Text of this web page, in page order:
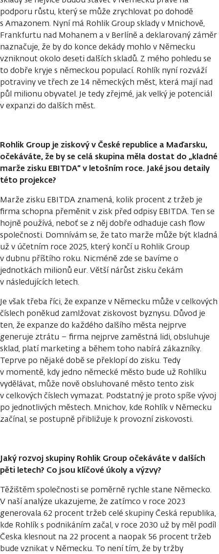
podporu růstu, který se může zrychlovat po dohodě
s Amazonem. Nyní má Rohlik Group sklady v Mnichově,
Frankfurtu nad Mohanem a v Berlíně a deklarovaný záměr
naznačuje, že by do konce dekády mohlo v Německu
vzniknout okolo deseti dalších skladů. Z mého pohledu se
to dobře kryje s německou populací. Rohlík nyní rozváží
potraviny ve třech ze 14 německých měst, která mají nad
půl milionu obyvatel. Je tedy zřejmé, jak velký je potenciál
v expanzi do dalších měst.
Rohlik Group je ziskový v České republice a Maďarsku,
očekáváte, že by se celá skupina měla dostat do „kladné
marže zisku EBITDA“ v letošním roce. Jaké jsou detaily
této projekce?
Marže zisku EBITDA znamená, kolik procent z tržeb je
firma schopna přeměnit v zisk před odpisy EBITDA. Ten se
hojně používá, neboť se z něj dobře odhaduje cash flow
společnosti. Domnívám se, že tato marže může být kladná
už v účetním roce 2025, který končí u Rohlik Group
v dubnu příštího roku. Nicméně zde se bavíme o
jednotkách milionů eur. Větší nárůst zisku čekám
v následujících letech.
Je však třeba říci, že expanze v Německu může v celkových
číslech poněkud zamlžovat ziskovost byznysu. Důvod je
ten, že expanze do každého dalšího města nejprve
generuje ztrátu – firma nejprve zaměstná lidi, obsluhuje
sklad, platí marketing a během toho nabírá zákazníky.
Teprve po nějaké době se překlopí do zisku. Tedy
v momentě, kdy jedno německé město bude už Rohlíku
vydělávat, může nově obsluhované město tento zisk
v celkových číslech vymazat. Podstatný je proto spíše vývoj
po jednotlivých městech. Mnichov, kde Rohlík v Německu
začínal, se postupně přibližuje k provozní ziskovosti.
Jaký rozvoj skupiny Rohlik Group očekáváte v dalších
pěti letech? Co jsou klíčové úkoly a výzvy?
Těžištěm společnosti se poměrně rychle stane Německo.
V naší analýze ukazujeme, že zatímco v roce 2023
generovala 62 procent tržeb celé skupiny Česká republika,
kde Rohlík s podnikáním začal, v roce 2030 už by měl podíl
Česka klesnout na 22 procent a naopak 56 procent tržeb
bude vznikat v Německu. To není tím, že by tržby